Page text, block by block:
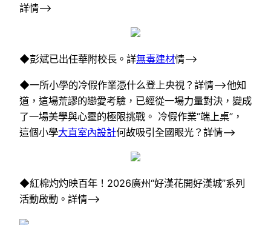
詳情–>
◆彭斌已出任華附校長。詳無毒建材情–>
◆一所小學的冷假作業憑什么登上央視？詳情–>他知
道，這場荒謬的戀愛考驗，已經從一場力量對決，變成
了一場美學與心靈的極限挑戰。 冷假作業“端上桌”，
這個小學大直室內設計何故吸引全國眼光？詳情–>
◆紅棉灼灼映百年！2026廣州“好漢花開好漢城”系列
活動啟動。詳情–>